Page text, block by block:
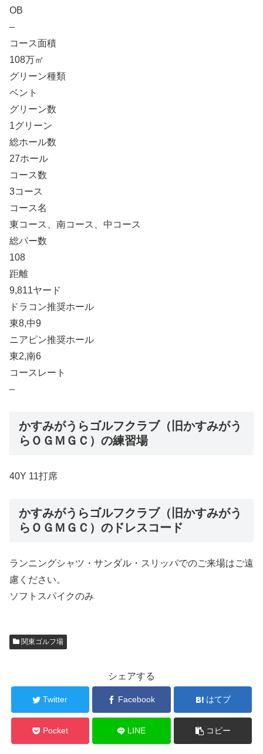
OB
–
コース面積
108万㎡
グリーン種類
ベント
グリーン数
1グリーン
総ホール数
27ホール
コース数
3コース
コース名
東コース、南コース、中コース
総パー数
108
距離
9,811ヤード
ドラコン推奨ホール
東8,中9
ニアピン推奨ホール
東2,南6
コースレート
–
かすみがうらゴルフクラブ（旧かすみがう
らＯＧＭＧＣ）の練習場
40Y 11打席
かすみがうらゴルフクラブ（旧かすみがう
らＯＧＭＧＣ）のドレスコード
ランニングシャツ・サンダル・スリッパでのご来場はご遠
慮ください。
ソフトスパイクのみ
関東ゴルフ場
シェアする
Twitter Facebook はてブ
Pocket LINE コピー